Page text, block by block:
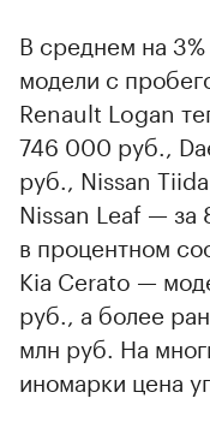
В среднем на
модели с
Renault Logan
746 000 руб.,
руб., Nissan
Nissan Leaf —
в процентном
Kia Cerato —
руб., а более
млн руб. На
иномарки цена